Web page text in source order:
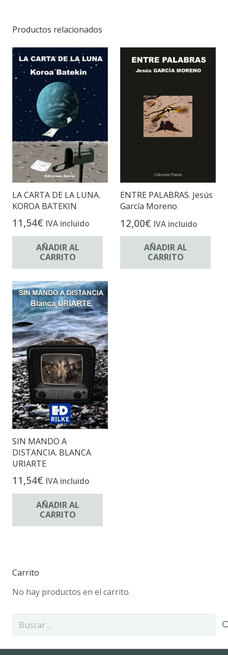
Productos relacionados
LA CARTA DE LA LUNA.
KOROA BATEKIN
11,54€ IVA incluido
AÑADIR AL
CARRITO
ENTRE PALABRAS. Jesús
García Moreno
12,00€ IVA incluido
AÑADIR AL
CARRITO
SIN MANDO A
DISTANCIA. BLANCA
URIARTE
11,54€ IVA incluido
AÑADIR AL
CARRITO
Carrito
No hay productos en el carrito.
Buscar: